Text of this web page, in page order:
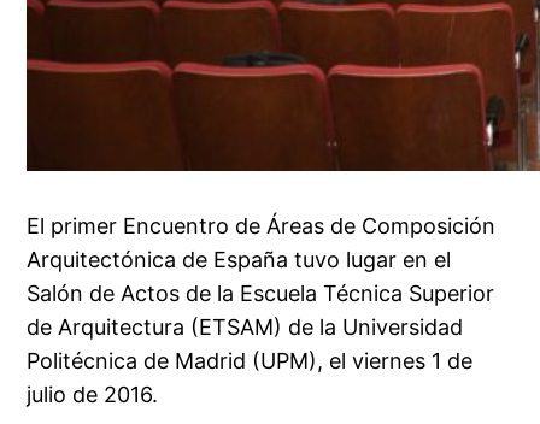
El primer Encuentro de Áreas de Composición
Arquitectónica de España tuvo lugar en el
Salón de Actos de la Escuela Técnica Superior
de Arquitectura (ETSAM) de la Universidad
Politécnica de Madrid (UPM), el viernes 1 de
julio de 2016.